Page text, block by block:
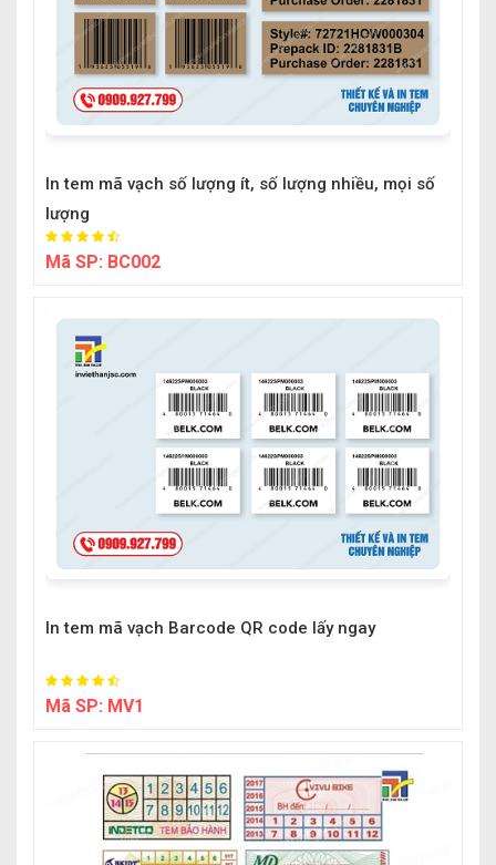
In tem mã vạch số lượng ít, số lượng nhiều, mọi số
lượng
Mã SP: BC002
In tem mã vạch Barcode QR code lấy ngay
Mã SP: MV1